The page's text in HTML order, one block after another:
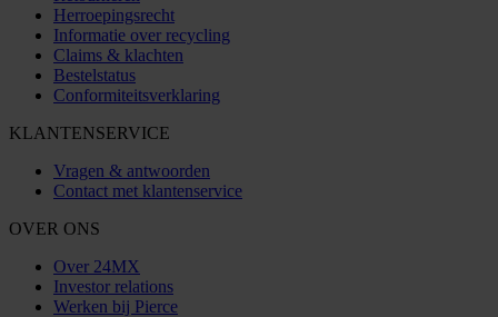
Herroepingsrecht
Informatie over recycling
Claims & klachten
Bestelstatus
Conformiteitsverklaring
KLANTENSERVICE
Vragen & antwoorden
Contact met klantenservice
OVER ONS
Over 24MX
Investor relations
Werken bij Pierce